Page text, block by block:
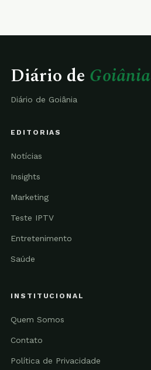
Diário de Goiânia
Diário de Goiânia
EDITORIAS
Notícias
Insights
Marketing
Teste IPTV
Entretenimento
Saúde
INSTITUCIONAL
Quem Somos
Contato
Política de Privacidade